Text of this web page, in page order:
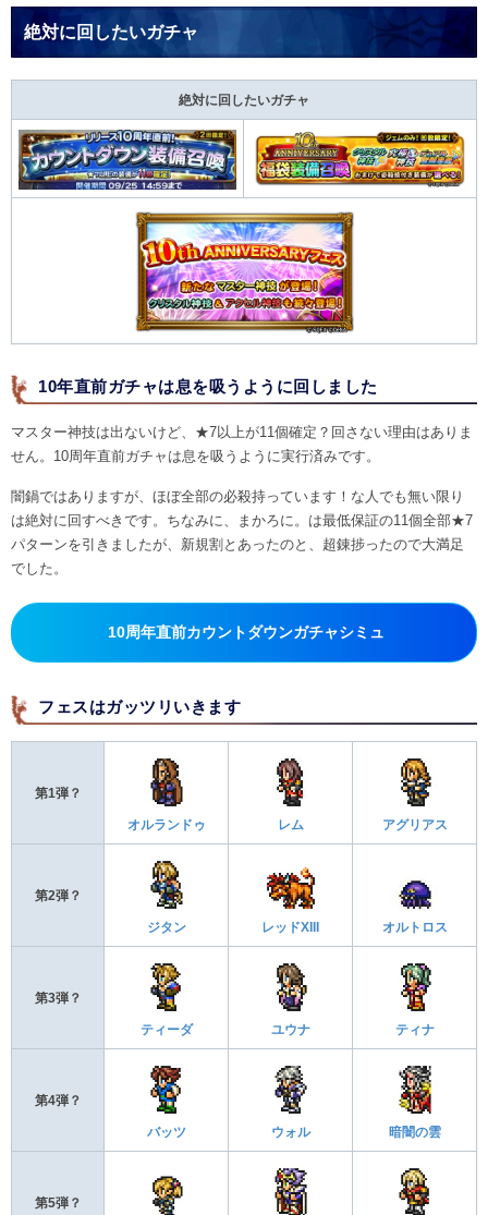
絶対に回したいガチャ
絶対に回したいガチャ
10年直前ガチャは息を吸うように回しました
マスター神技は出ないけど、★7以上が11個確定？回さない理由はありま
せん。10周年直前ガチャは息を吸うように実行済みです。
闇鍋ではありますが、ほぼ全部の必殺持っています！な人でも無い限り
は絶対に回すべきです。ちなみに、まかろに。は最低保証の11個全部★7
パターンを引きましたが、新規割とあったのと、超錬捗ったので大満足
でした。
10周年直前カウントダウンガチャシミュ
フェスはガッツリいきます
第1弾？
オルランドゥ レム アグリアス
第2弾？
ジタン レッドXIII オルトロス
第3弾？
ティーダ ユウナ ティナ
第4弾？
バッツ ウォル 暗闇の雲
第5弾？